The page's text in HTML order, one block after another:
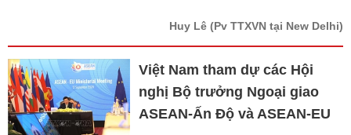
Huy Lê (Pv TTXVN tại New Delhi)
Việt Nam tham dự các Hội
nghị Bộ trưởng Ngoại giao
ASEAN-Ấn Độ và ASEAN-EU